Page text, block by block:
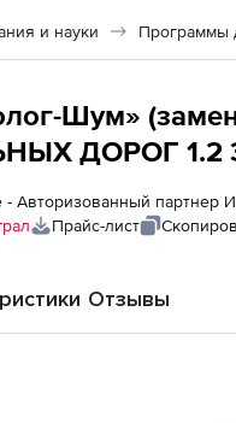
и науки Программы
Шум»
ДОРОГ 1.2
- Авторизованный партнер
Прайс-лист
Отзывы